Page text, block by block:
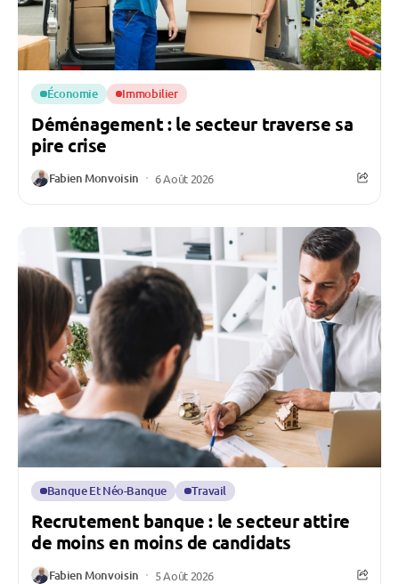
Économie Immobilier
Déménagement : le secteur traverse sa
pire crise
Fabien Monvoisin 6 Août 2026
Banque Et Néo-Banque Travail
Recrutement banque : le secteur attire
de moins en moins de candidats
Fabien Monvoisin 5 Août 2026